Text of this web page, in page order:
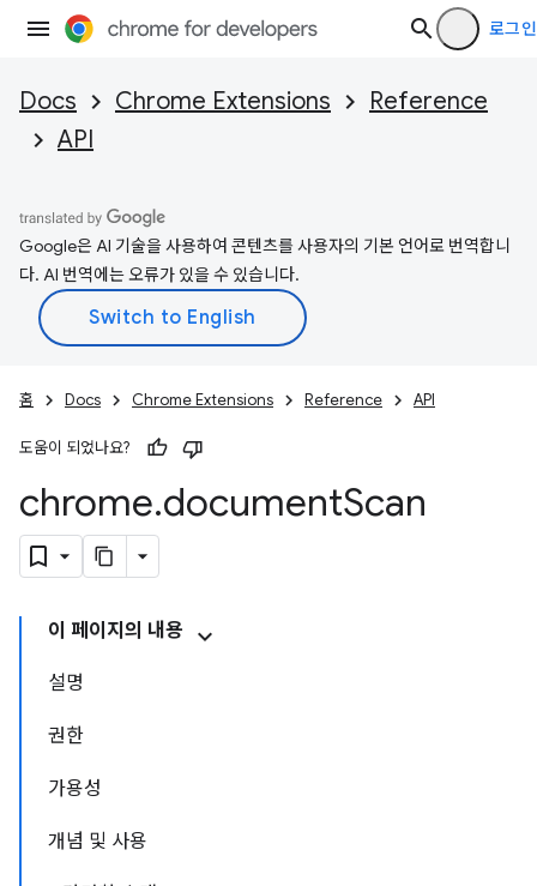
로그인
Docs Chrome Extensions
Reference
API
Google은 AI 기술을 사용하여 콘텐츠를 사용자의 기본 언어로 번역합니
다. AI 번역에는 오류가 있을 수 있습니다.
홈 Docs Chrome Extensions Reference API
도움이 되었나요?
chrome.documentScan
이 페이지의 내용
설명
권한
가용성
개념 및 사용